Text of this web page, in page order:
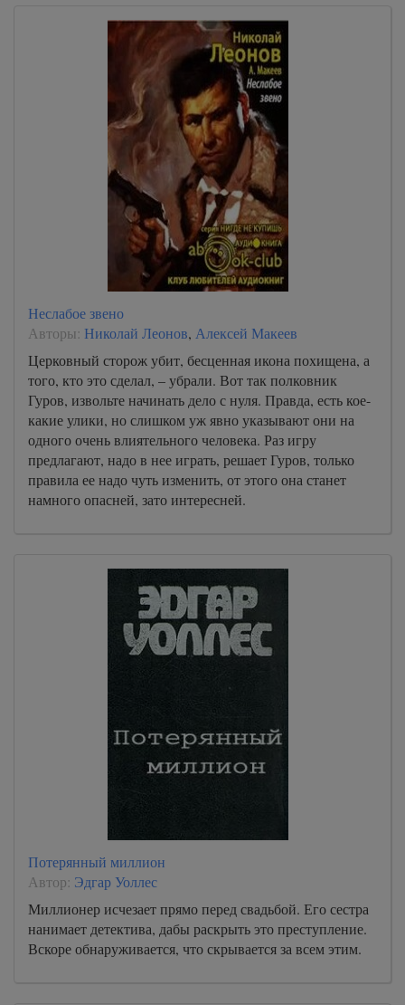
Неслабое звено
Авторы: Николай Леонов, Алексей Макеев
Церковный сторож убит, бесценная икона похищена, а
того, кто это сделал, – убрали. Вот так полковник
Гуров, извольте начинать дело с нуля. Правда, есть кое-
какие улики, но слишком уж явно указывают они на
одного очень влиятельного человека. Раз игру
предлагают, надо в нее играть, решает Гуров, только
правила ее надо чуть изменить, от этого она станет
намного опасней, зато интересней.
Потерянный миллион
Автор: Эдгар Уоллес
Миллионер исчезает прямо перед свадьбой. Его сестра
нанимает детектива, дабы раскрыть это преступление.
Вскоре обнаруживается, что скрывается за всем этим.